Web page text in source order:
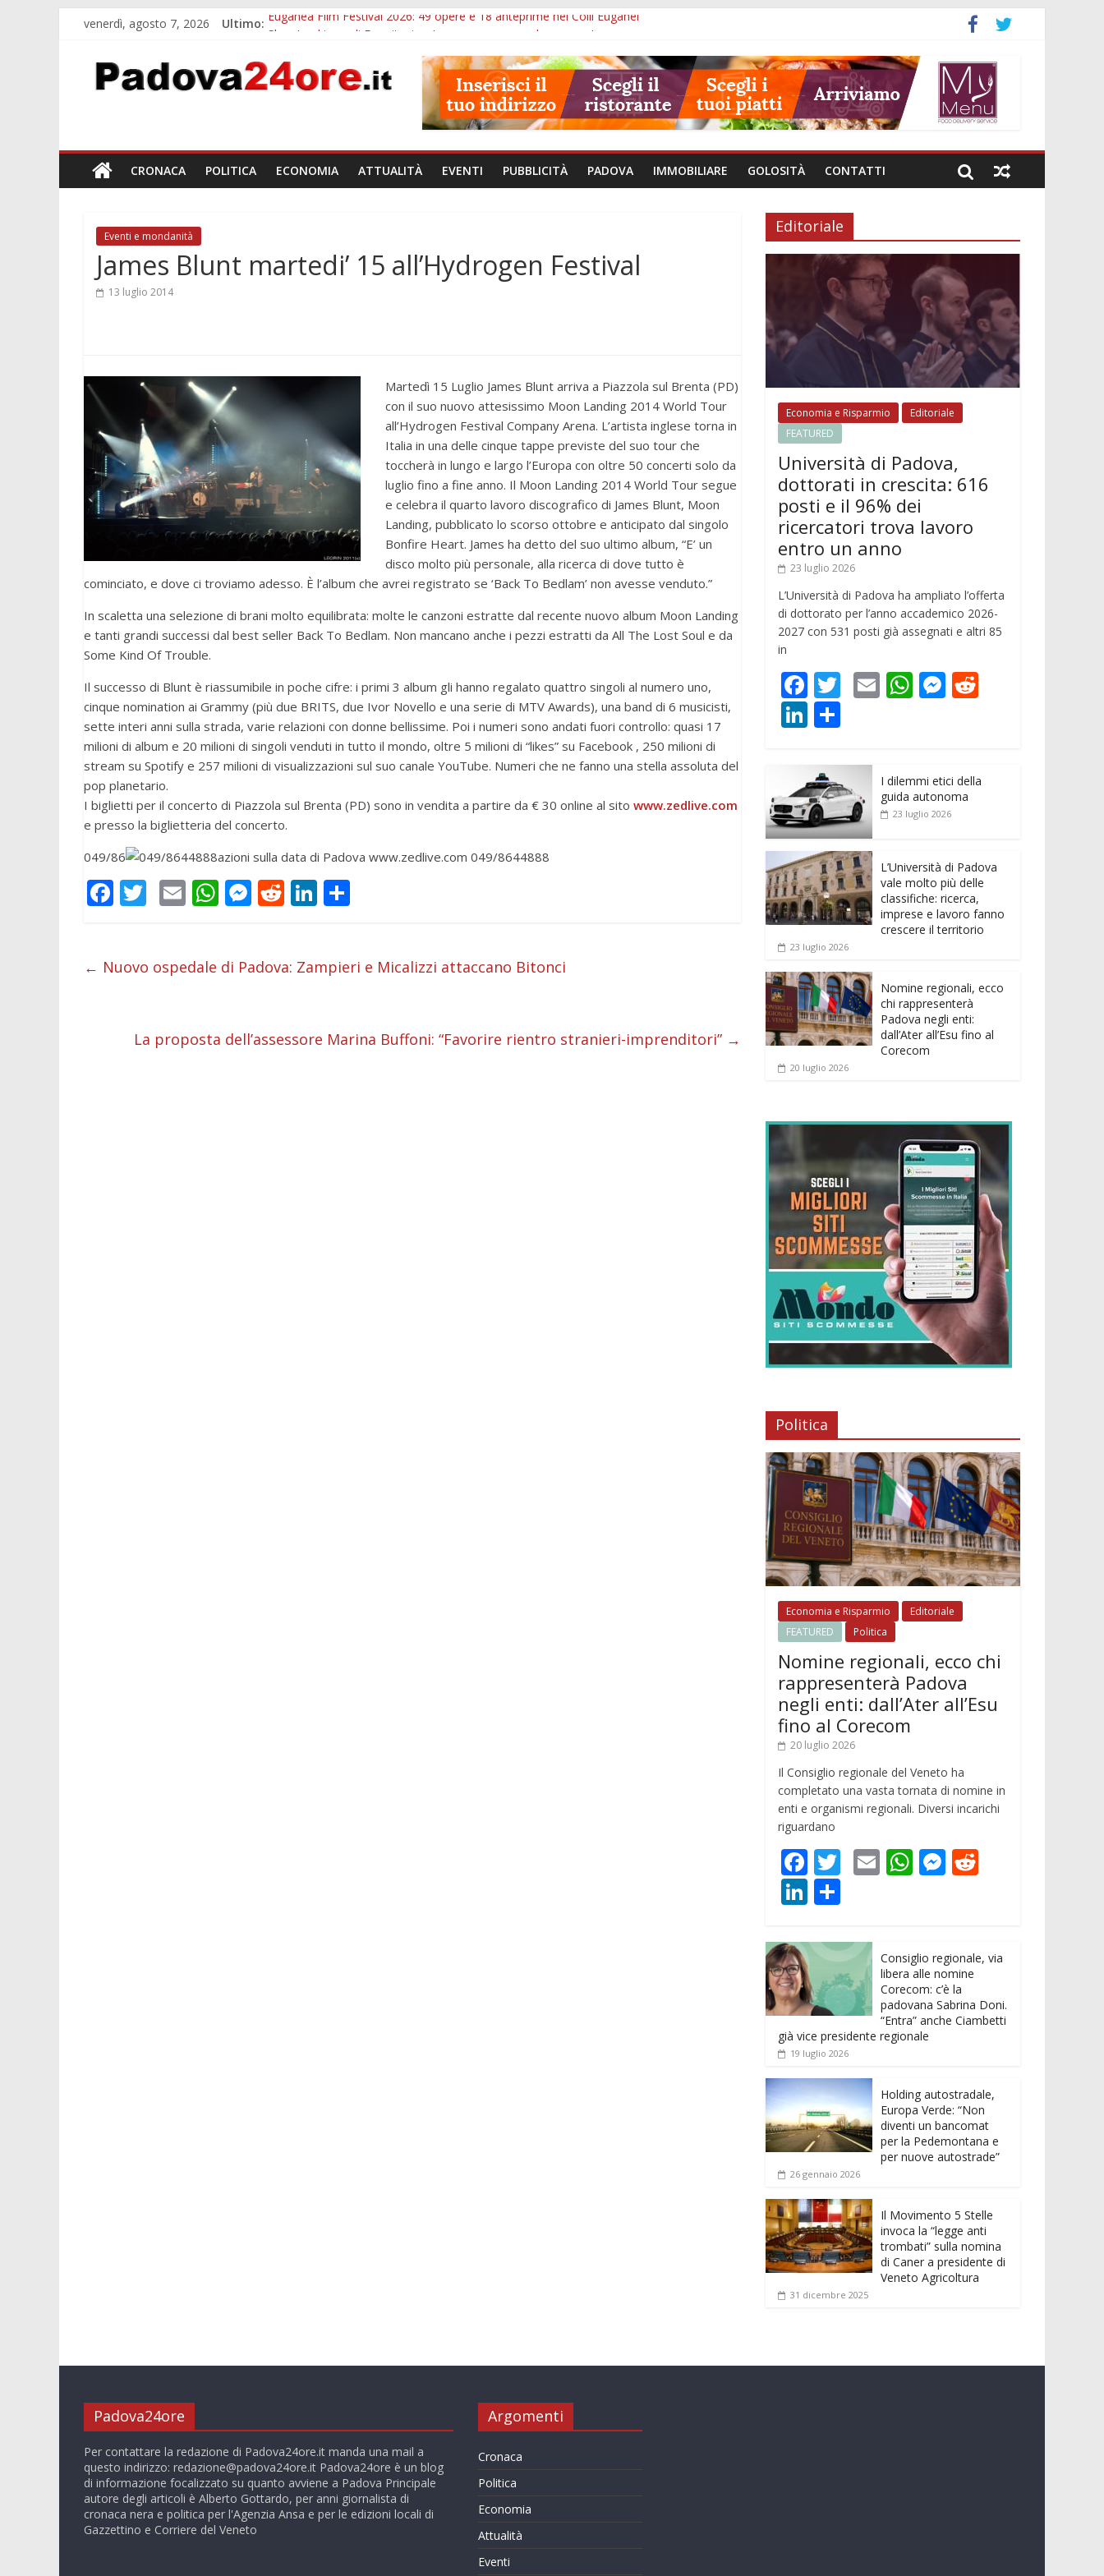
venerdì, agosto 7, 2026 Ultimo: Euganea Film Festival 2026: 49 opere e 18 anteprime nei Colli Euganei
Notizie di Padova alle ore 21: lavoratore morto, credito sul gasolio e IA nei Comuni
Orto Botanico Padova: visite ed escursioni fino a settembre
Concorso Università di Padova: 5 funzionari, domande entro il 7 agosto
CRONACA POLITICA ECONOMIA ATTUALITÀ EVENTI PUBBLICITÀ PADOVA IMMOBILIARE GOLOSITÀ CONTATTI
Eventi e mondanità
James Blunt martedi’ 15 all’Hydrogen Festival
13 luglio 2014
Martedì 15 Luglio James Blunt arriva a Piazzola sul Brenta (PD)
con il suo nuovo attesissimo Moon Landing 2014 World Tour
all’Hydrogen Festival Company Arena. L’artista inglese torna in
Italia in una delle cinque tappe previste del suo tour che
toccherà in lungo e largo l’Europa con oltre 50 concerti solo da
luglio fino a fine anno. Il Moon Landing 2014 World Tour segue
e celebra il quarto lavoro discografico di James Blunt, Moon
Landing, pubblicato lo scorso ottobre e anticipato dal singolo
Bonfire Heart. James ha detto del suo ultimo album, “E’ un
disco molto più personale, alla ricerca di dove tutto è
cominciato, e dove ci troviamo adesso. È l’album che avrei registrato se ‘Back To Bedlam’ non avesse venduto.”
In scaletta una selezione di brani molto equilibrata: molte le canzoni estratte dal recente nuovo album Moon Landing
e tanti grandi successi dal best seller Back To Bedlam. Non mancano anche i pezzi estratti da All The Lost Soul e da
Some Kind Of Trouble.
Il successo di Blunt è riassumibile in poche cifre: i primi 3 album gli hanno regalato quattro singoli al numero uno,
cinque nomination ai Grammy (più due BRITS, due Ivor Novello e una serie di MTV Awards), una band di 6 musicisti,
sette interi anni sulla strada, varie relazioni con donne bellissime. Poi i numeri sono andati fuori controllo: quasi 17
milioni di album e 20 milioni di singoli venduti in tutto il mondo, oltre 5 milioni di “likes” su Facebook , 250 milioni di
stream su Spotify e 257 milioni di visualizzazioni sul suo canale YouTube. Numeri che ne fanno una stella assoluta del
pop planetario.
I biglietti per il concerto di Piazzola sul Brenta (PD) sono in vendita a partire da € 30 online al sito www.zedlive.com
e presso la biglietteria del concerto.
049/86
049/8644888azioni sulla data di Padova www.zedlive.com 049/8644888
F
b
T
er
E
l
W
s
p
p
M
e
er
R
di
Li
e di
← Nuovo ospedale di Padova: Zampieri e Micalizzi attaccano Bitonci
La proposta dell’assessore Marina Buffoni: “Favorire rientro stranieri-imprenditori” →
Editoriale
Economia e Risparmio
Editoriale
FEATURED
Università di Padova,
dottorati in crescita: 616
posti e il 96% dei
ricercatori trova lavoro
entro un anno
23 luglio 2026
L’Università di Padova ha ampliato l’offerta
di dottorato per l’anno accademico 2026-
2027 con 531 posti già assegnati e altri 85
in
F
ac
e
b
o
o
k
T
er
E W
A
p
M
n
g
t
Li
k
e
dI
n
n
di
vi
di
I dilemmi etici della
guida autonoma
23 luglio 2026
L’Università di Padova
vale molto più delle
classifiche: ricerca,
imprese e lavoro fanno
crescere il territorio
23 luglio 2026
Nomine regionali, ecco
chi rappresenterà
Padova negli enti:
dall’Ater all’Esu fino al
Corecom
20 luglio 2026
Politica
Economia e Risparmio
Editoriale
FEATURED
Politica
Nomine regionali, ecco chi
rappresenterà Padova
negli enti: dall’Ater all’Esu
fino al Corecom
20 luglio 2026
Il Consiglio regionale del Veneto ha
completato una vasta tornata di nomine in
enti e organismi regionali. Diversi incarichi
riguardano
F
ac
e
b
o
o
k
T
er
E W
A
p
p
M
n
g
er
t
Li
k
e
dI
n
n
di
vi
di
Consiglio regionale, via
libera alle nomine
Corecom: c’è la
padovana Sabrina Doni.
“Entra” anche Ciambetti
già vice presidente regionale
19 luglio 2026
Holding autostradale,
Europa Verde: “Non
diventi un bancomat
per la Pedemontana e
per nuove autostrade”
26 gennaio 2026
Il Movimento 5 Stelle
invoca la “legge anti
trombati” sulla nomina
di Caner a presidente di
Veneto Agricoltura
31 dicembre 2025
Padova24ore
Per contattare la redazione di Padova24ore.it manda una mail a
questo indirizzo: redazione@padova24ore.it Padova24ore è un blog
di informazione focalizzato su quanto avviene a Padova Principale
autore degli articoli è Alberto Gottardo, per anni giornalista di
cronaca nera e politica per l'Agenzia Ansa e per le edizioni locali di
Gazzettino e Corriere del Veneto
Argomenti
Cronaca
Politica
Economia
Attualità
Eventi